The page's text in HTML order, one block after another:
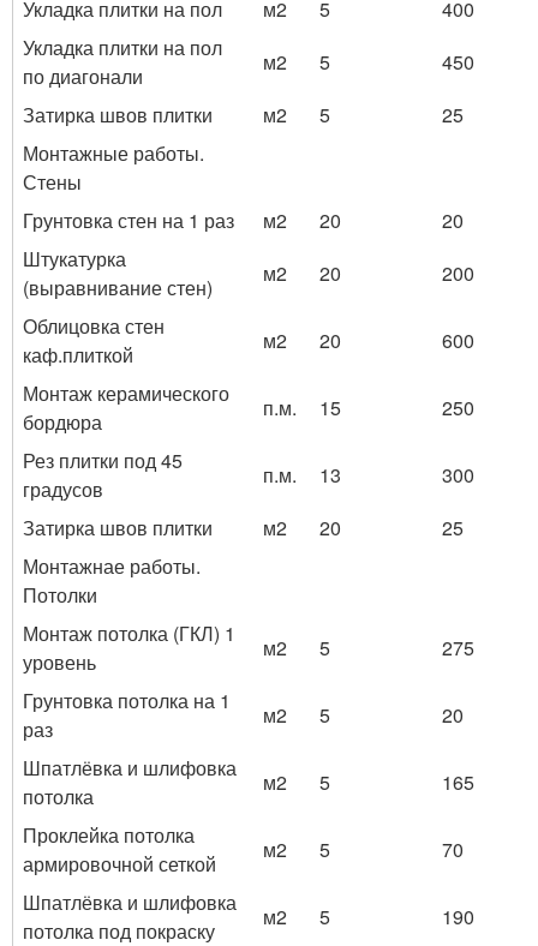
Укладка плитки на пол м2 5
400
Укладка плитки на пол
по диагонали
м2 5
450
Затирка швов плитки
м2 5
25
Монтажные работы.
Стены
Грунтовка стен на 1 раз
м2 20
20
Штукатурка
(выравнивание стен)
м2 20
200
Облицовка стен
каф.плиткой
м2 20
600
Монтаж керамического
бордюра
п.м. 15
250
Рез плитки под 45
градусов
п.м. 13
300
Затирка швов плитки
м2 20
25
Монтажнае работы.
Потолки
Монтаж потолка (ГКЛ) 1
уровень
м2 5
275
Грунтовка потолка на 1
раз
м2 5
20
Шпатлёвка и шлифовка
потолка
м2 5
165
Проклейка потолка
армировочной сеткой
м2 5
70
Шпатлёвка и шлифовка
потолка под покраску
м2 5
190